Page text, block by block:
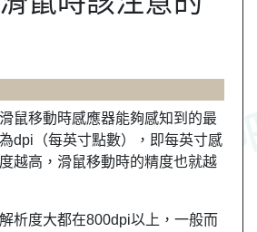
鼠移動時感應器能夠感知到的最
dpi（每英寸點數），即每英寸感
越高，滑鼠移動時的精度也就越
析度大都在800dpi以上，一般而